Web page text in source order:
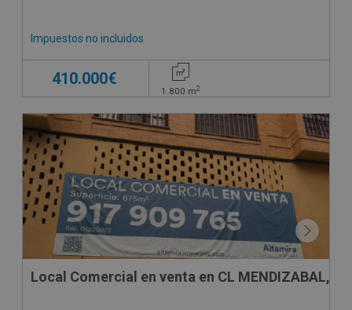
Impuestos no incluidos
410.000€
1.800 m2
SUJETO A IVA
Local Comercial en venta en CL MENDIZABAL, 36